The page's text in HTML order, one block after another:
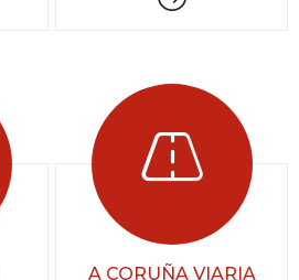
A CORUÑA VIARIA